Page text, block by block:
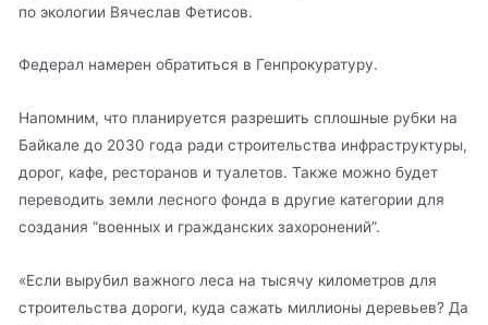
по экологии Вячеслав Фетисов.
Федерал намерен обратиться в Генпрокуратуру.
Напомним, что планируется разрешить сплошные рубки на
Байкале до 2030 года ради строительства инфраструктуры,
дорог, кафе, ресторанов и туалетов. Также можно будет
переводить земли лесного фонда в другие категории для
создания “военных и гражданских захоронений”.
«Если вырубил важного леса на тысячу километров для
строительства дороги, куда сажать миллионы деревьев? Да